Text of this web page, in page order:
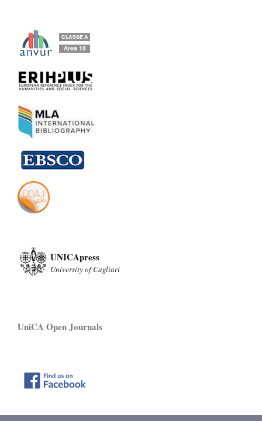
UNICApress
University of Cagliari
UniCA Open Journals